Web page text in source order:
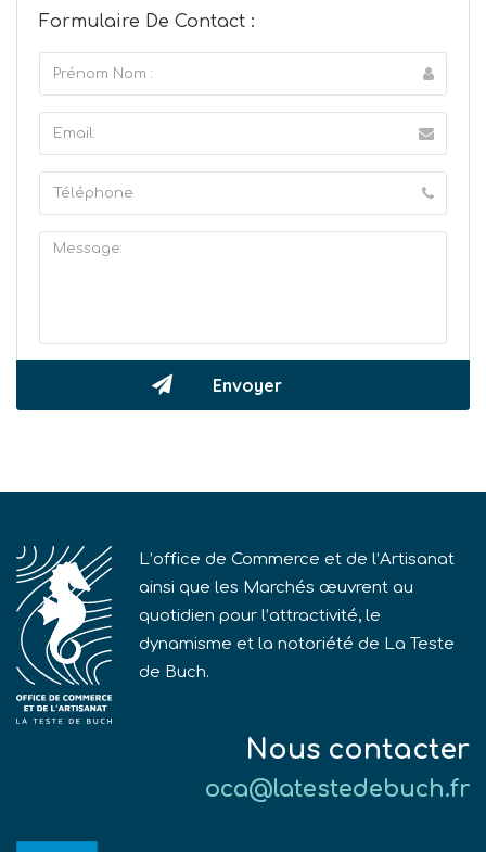
Formulaire De Contact :
L’office de Commerce et de l’Artisanat
ainsi que les Marchés œuvrent au
quotidien pour l’attractivité, le
dynamisme et la notoriété de La Teste
de Buch.
Nous contacter
oca@latestedebuch.fr